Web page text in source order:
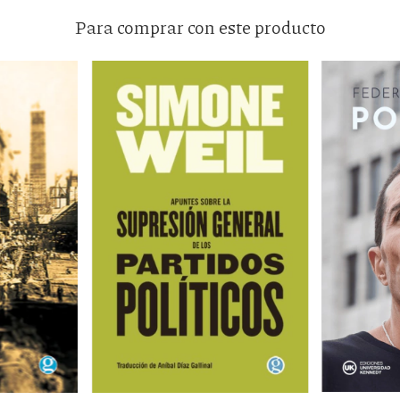
Para comprar con este producto